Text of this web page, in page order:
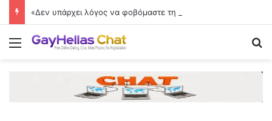
«Δεν υπάρχει λόγος να φοβόμαστε τη θάλασσα»
Menu